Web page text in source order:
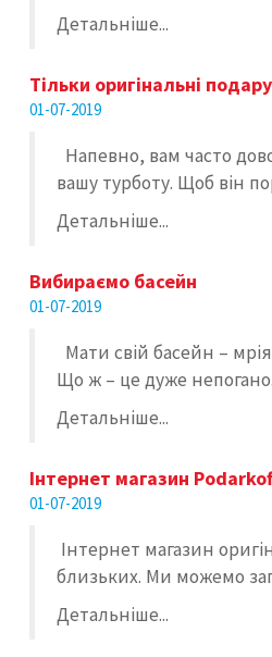
Детальніше...
Тільки оригінальні
01-07-2019
Напевно, вам часто
вашу турботу. Щоб він
Детальніше...
Вибираємо басейн
01-07-2019
Мати свій басейн –
Що ж – це дуже
Детальніше...
Інтернет магазин
01-07-2019
Інтернет магазин
близьких. Ми можемо
Детальніше...